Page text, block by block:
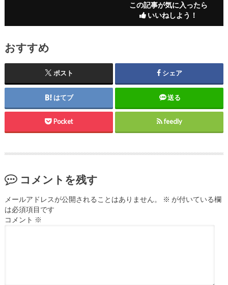
この記事が気に入ったら
いいねしよう！
おすすめ
ポスト シェア
はてブ 送る
Pocket feedly
コメントを残す
メールアドレスが公開されることはありません。 ※ が付いている欄
は必須項目です
コメント ※